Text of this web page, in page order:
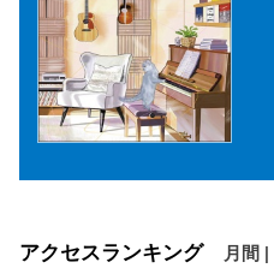
アクセスランキング 月間